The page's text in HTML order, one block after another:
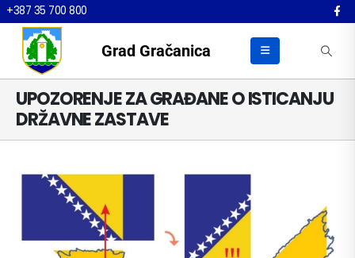
+387 35 700 800
Grad Gračanica
UPOZORENJE ZA GRAĐANE O ISTICANJU
DRŽAVNE ZASTAVE